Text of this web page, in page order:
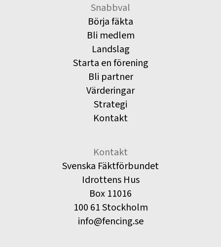
Snabbval
Börja fäkta
Bli medlem
Landslag
Starta en förening
Bli partner
Värderingar
Strategi
Kontakt
Kontakt
Svenska Fäktförbundet
Idrottens Hus
Box 11016
100 61 Stockholm
info@fencing.se